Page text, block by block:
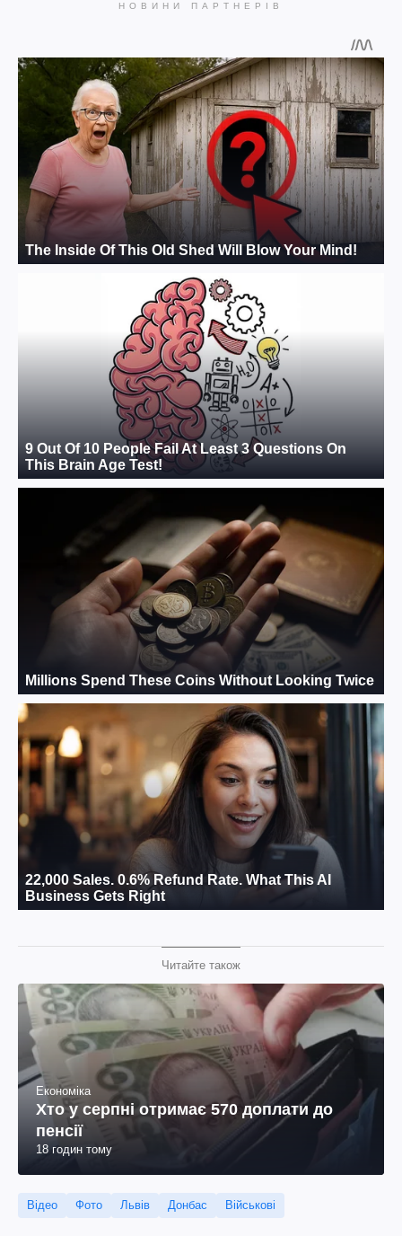
Читайте також
Економіка
Хто у серпні отримає 570 доплати до
пенсії
18 годин тому
Відео Фото Львів Донбас Військові